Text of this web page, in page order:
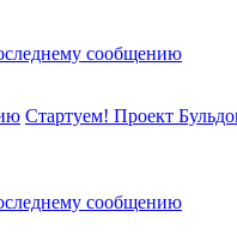
сообщению
Стартуем! Проект
сообщению